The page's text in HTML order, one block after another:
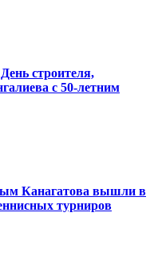
строителя,
с 50-летним
Канагатова вышли в
турниров